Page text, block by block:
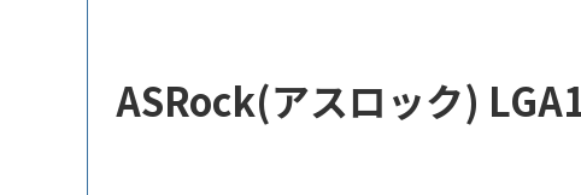
ASRock(アスロック)